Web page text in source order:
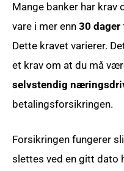
Mange banker har krav
vare i mer enn30 dager
Dette kravet varierer.
et krav om at du må
selvstendig
betalingsforsikringen.
Forsikringen fungerer
slettes ved en gitt dato